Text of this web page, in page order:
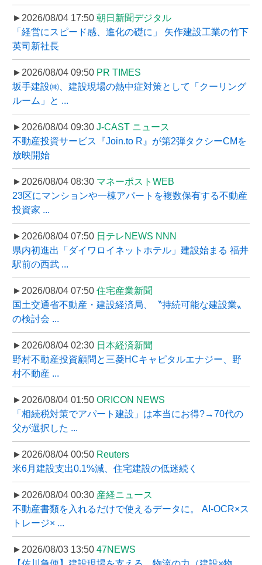
►2026/08/04 17:50 朝日新聞デジタル
「経営にスピード感、進化の礎に」 矢作建設工業の竹下
英司新社長
►2026/08/04 09:50 PR TIMES
坂手建設㈱、建設現場の熱中症対策として「クーリング
ルーム」と ...
►2026/08/04 09:30 J-CAST ニュース
不動産投資サービス『Join.to R』が第2弾タクシーCMを
放映開始
►2026/08/04 08:30 マネーポストWEB
23区にマンションや一棟アパートを複数保有する不動産
投資家 ...
►2026/08/04 07:50 日テレNEWS NNN
県内初進出「ダイワロイネットホテル」建設始まる 福井
駅前の西武 ...
►2026/08/04 07:50 住宅産業新聞
国土交通省不動産・建設経済局、〝持続可能な建設業〟
の検討会 ...
►2026/08/04 02:30 日本経済新聞
野村不動産投資顧問と三菱HCキャピタルエナジー、野
村不動産 ...
►2026/08/04 01:50 ORICON NEWS
「相続税対策でアパート建設」は本当にお得?→70代の
父が選択した ...
►2026/08/04 00:50 Reuters
米6月建設支出0.1%減、住宅建設の低迷続く
►2026/08/04 00:30 産経ニュース
不動産書類を入れるだけで使えるデータに。 AI-OCR×ス
トレージ× ...
►2026/08/03 13:50 47NEWS